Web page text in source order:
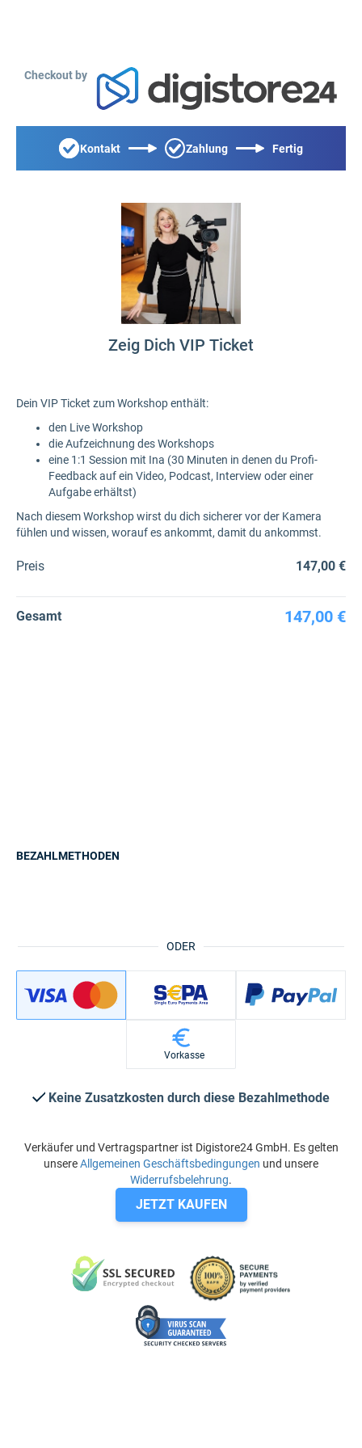
Checkout by
Kontakt Zahlung Fertig
Zeig Dich VIP Ticket
Dein VIP Ticket zum Workshop enthält:
den Live Workshop
die Aufzeichnung des Workshops
eine 1:1 Session mit Ina (30 Minuten in denen du Profi-
Feedback auf ein Video, Podcast, Interview oder einer
Aufgabe erhältst)
Nach diesem Workshop wirst du dich sicherer vor der Kamera
fühlen und wissen, worauf es ankommt, damit du ankommst.
Preis 147,00 €
Gesamt 147,00 €
ODER
BEZAHLMETHODEN
Vorkasse
Keine Zusatzkosten durch diese Bezahlmethode
Verkäufer und Vertragspartner ist Digistore24 GmbH. Es gelten
unsereAllgemeinen Geschäftsbedingungen und unsere
Widerrufsbelehrung.
JETZT KAUFEN